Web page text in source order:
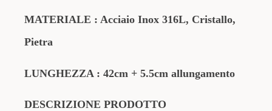
MATERIALE : Acciaio Inox 316L, Cristallo,
Pietra
LUNGHEZZA : 42cm + 5.5cm allungamento
DESCRIZIONE PRODOTTO